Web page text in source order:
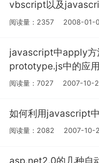
vbscript以及
阅读量：2357 2008-01-
javascript中apply方
prototype.js中的应用
阅读量：7027 2007-10-
如何利用javascript
阅读量：2082 2007-10-
asp.net2.0的几种自